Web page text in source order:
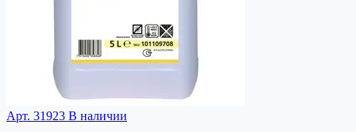
Арт. 31923 В наличии